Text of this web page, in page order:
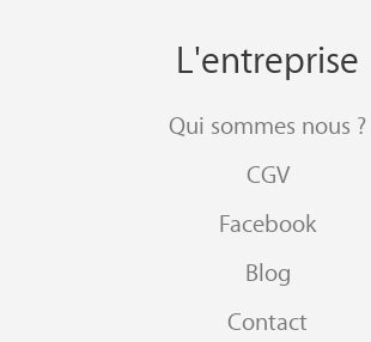
L'entreprise
Qui sommes nous ?
CGV
Facebook
Blog
Contact